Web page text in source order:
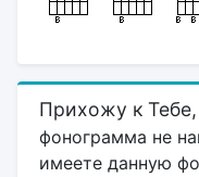
Прихожу к
фонограмма не
имеете данную